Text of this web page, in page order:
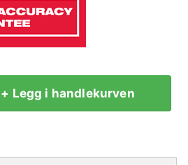
+ Legg i handlekurven